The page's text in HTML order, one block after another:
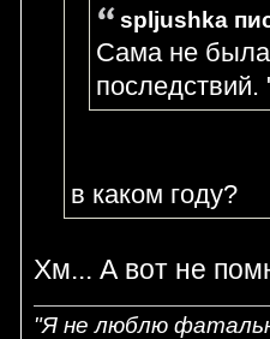
spljushka
Сама не
в каком году?
Хм... А вот не
"Я не люблю